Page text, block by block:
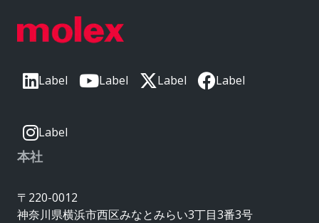
Label Label Label Label
Label
本社
〒220-0012
神奈川県横浜市西区みなとみらい3丁目3番3号